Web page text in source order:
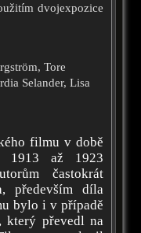
dvojexpozice
Tore
Selander, Lisa
filmu v době
1913 až 1923
častokrát
především díla
bylo i v případě
který převedl na